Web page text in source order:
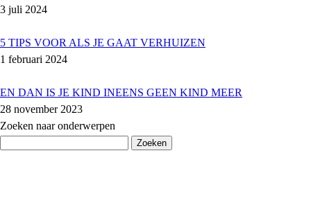
3 juli 2024
5 TIPS VOOR ALS JE GAAT VERHUIZEN
1 februari 2024
EN DAN IS JE KIND INEENS GEEN KIND MEER
28 november 2023
Zoeken naar onderwerpen